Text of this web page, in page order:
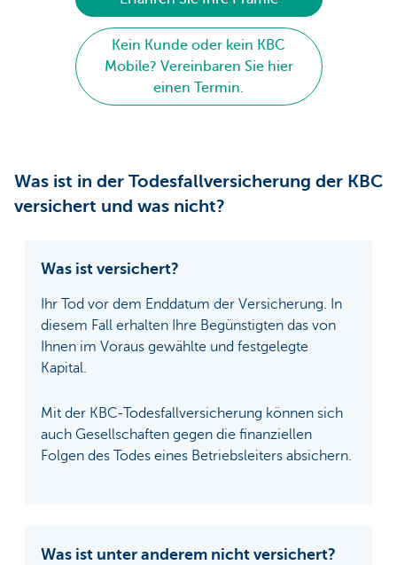
Kein Kunde oder kein KBC
Mobile? Vereinbaren Sie hier
einen Termin.
Was ist in der Todesfallversicherung der KBC
versichert und was nicht?
Was ist versichert?
Ihr Tod vor dem Enddatum der Versicherung. In
diesem Fall erhalten Ihre Begünstigten das von
Ihnen im Voraus gewählte und festgelegte
Kapital.
Mit der KBC-Todesfallversicherung können sich
auch Gesellschaften gegen die finanziellen
Folgen des Todes eines Betriebsleiters absichern.
Was ist unter anderem nicht versichert?